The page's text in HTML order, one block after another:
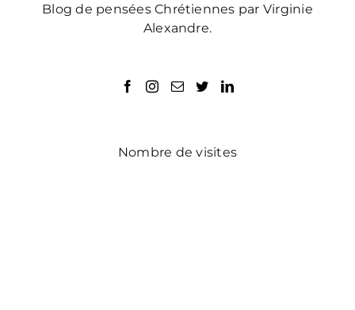
Blog de pensées Chrétiennes par Virginie
Alexandre.
Nombre de visites